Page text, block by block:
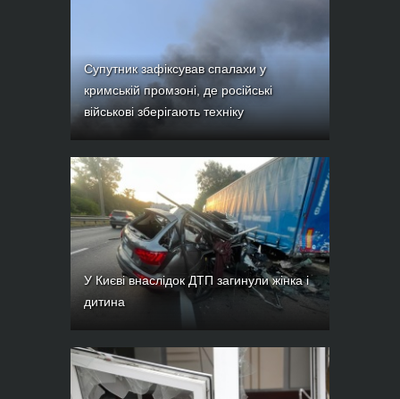
Супутник зафіксував спалахи у
кримській промзоні, де російські
військові зберігають техніку
У Києві внаслідок ДТП загинули жінка і
дитина